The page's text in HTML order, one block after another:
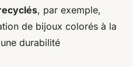
, par exemple,
de bijoux colorés à la
durabilité